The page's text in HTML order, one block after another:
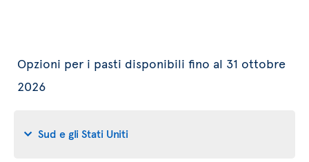
Opzioni per i pasti disponibili fino al 31 ottobre
2026
Sud e gli Stati Uniti